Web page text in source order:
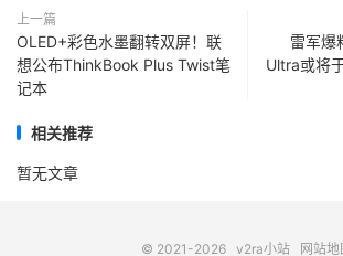
上一篇
OLED+彩色水墨翻转双屏！联
想公布ThinkBook Plus Twist笔
记本
雷军爆
Ultra或将
相关推荐
暂无文章
© 2021-2026 v2ra小站 网站地